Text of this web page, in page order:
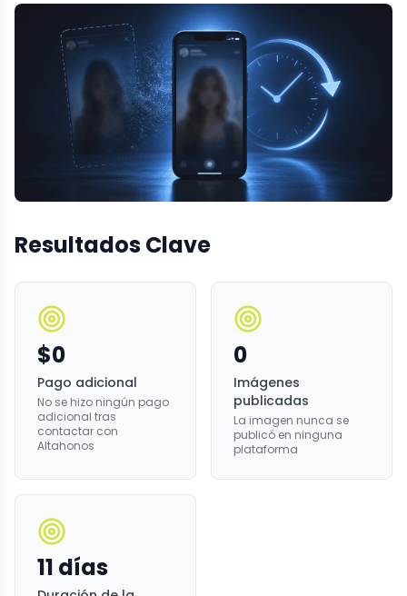
Resultados Clave
$0
Pago adicional
No se hizo ningún pago
adicional tras
contactar con
Altahonos
0
Imágenes
publicadas
La imagen nunca se
publicó en ninguna
plataforma
11 días